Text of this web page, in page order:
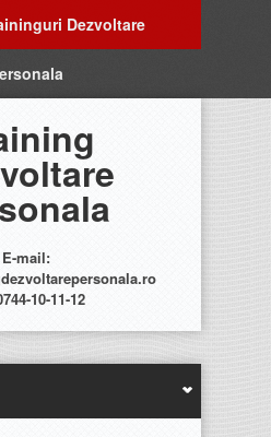
Dezvoltare
E-mail:
10-11-12